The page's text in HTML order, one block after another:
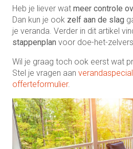
Heb je liever wat meer controle
Dan kun je ook zelf aan de slag
je veranda. Verder in dit artikel
stappenplan voor doe-het-zelvers.
Wil je graag toch ook eerst wat
Stel je vragen aan
offerteformulier.